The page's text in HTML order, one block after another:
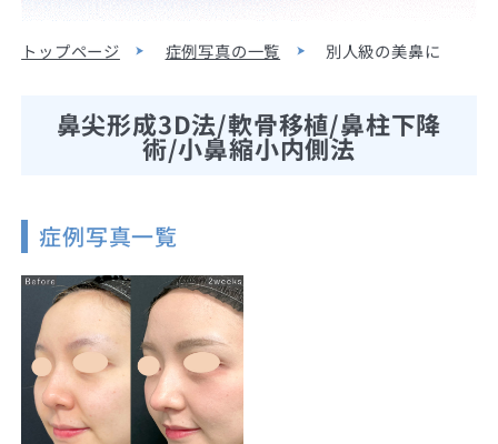
トップページ 症例写真の一覧 別人級の美鼻に
鼻尖形成3D法/軟骨移植/鼻柱下降
術/小鼻縮小内側法
症例写真一覧